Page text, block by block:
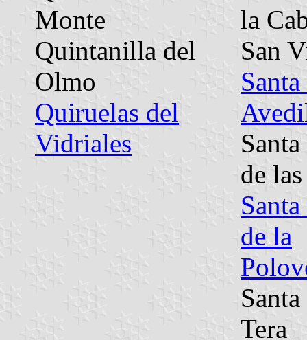
Monte
Quintanilla del
Olmo
Quiruelas del
Vidriales
la
San
de
de la
Tera